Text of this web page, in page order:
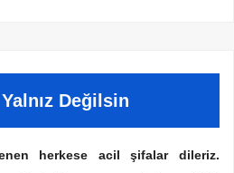
Değilsin
herkese acil şifalar dileriz.